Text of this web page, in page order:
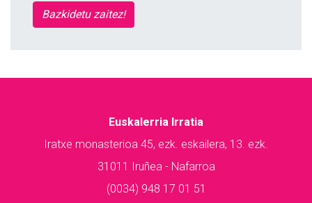
Bazkidetu zaitez!
Euskalerria Irratia
Iratxe monasterioa 45, ezk. eskailera, 13. ezk.
31011 Iruñea - Nafarroa
(0034) 948 17 01 51